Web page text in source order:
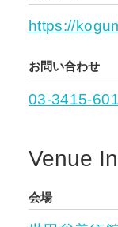
https://
お問い合わせ
03-3415-
Venue
会場